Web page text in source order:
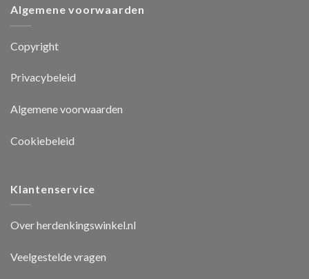
Algemene voorwaarden
Copyright
Privacybeleid
Algemene voorwaarden
Cookiebeleid
Klantenservice
Over herdenkingswinkel.nl
Veelgestelde vragen